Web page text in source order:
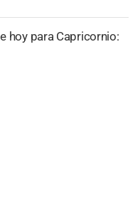
hoy para Capricornio: